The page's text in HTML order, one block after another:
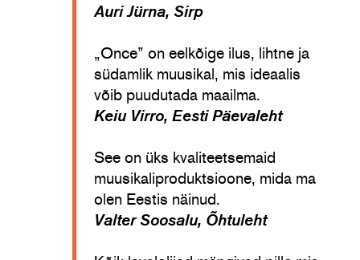
Auri Jürna, Sirp
„Once” on eelkõige ilus, lihtne ja
südamlik muusikal, mis ideaalis
võib puudutada maailma.
Keiu Virro, Eesti Päevaleht
See on üks kvaliteetsemaid
muusikaliproduktsioone, mida ma
olen Eestis näinud.
Valter Soosalu, Õhtuleht